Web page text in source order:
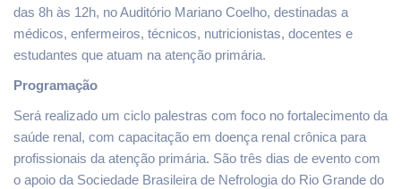
das 8h às 12h, no Auditório Mariano Coelho, destinadas a
médicos, enfermeiros, técnicos, nutricionistas, docentes e
estudantes que atuam na atenção primária.
Programação
Será realizado um ciclo palestras com foco no fortalecimento da
saúde renal, com capacitação em doença renal crônica para
profissionais da atenção primária. São três dias de evento com
o apoio da Sociedade Brasileira de Nefrologia do Rio Grande do